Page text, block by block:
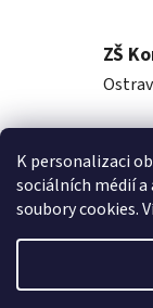
K personalizaci
sociálních médií
soubory cookies.
ZŠ
Popis
Diskuze